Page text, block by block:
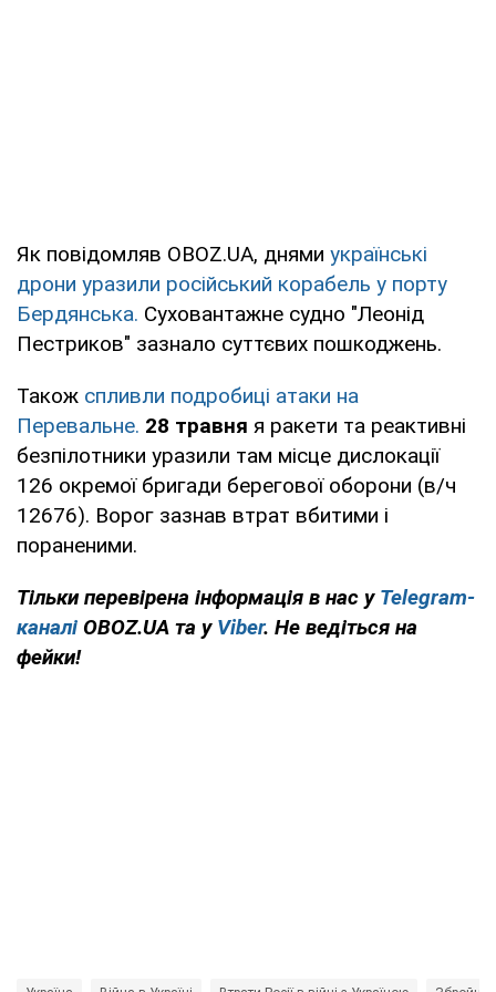
Як повідомляв OBOZ.UA, днями українські
дрони уразили російський корабель у порту
Бердянська. Суховантажне судно "Леонід
Пестриков" зазнало суттєвих пошкоджень.
Також спливли подробиці атаки на
Перевальне. 28 травня я ракети та реактивні
безпілотники уразили там місце дислокації
126 окремої бригади берегової оборони (в/ч
12676). Ворог зазнав втрат вбитими і
пораненими.
Тільки перевірена інформація в нас у Telegram-
каналі OBOZ.UA та у Viber. Не ведіться на
фейки!